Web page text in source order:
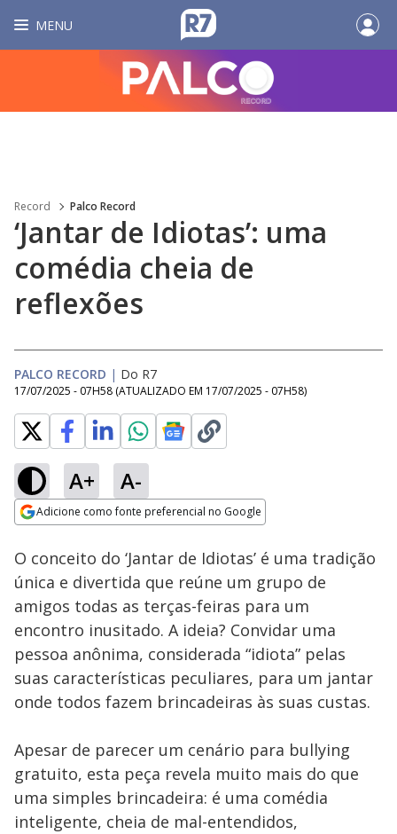
MENU
Record Palco Record
‘Jantar de Idiotas’: uma
comédia cheia de
reflexões
PALCO RECORD | Do R7
17/07/2025 - 07H58 (ATUALIZADO EM 17/07/2025 - 07H58)
A+ A-
Adicione como fonte preferencial no Google
Ativar
Loaded
17.92%
O conceito do ‘Jantar de Idiotas’ é uma tradição
única e divertida que reúne um grupo de
amigos todas as terças-feiras para um
encontro inusitado. A ideia? Convidar uma
pessoa anônima, considerada “idiota” pelas
suas características peculiares, para um jantar
onde todos fazem brincadeiras às suas custas.
Apesar de parecer um cenário para bullying
gratuito, esta peça revela muito mais do que
uma simples brincadeira: é uma comédia
inteligente, cheia de mal-entendidos,